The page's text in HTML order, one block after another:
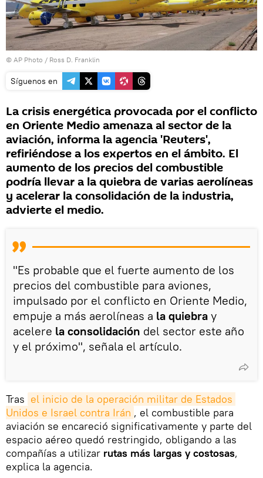
© AP Photo / Ross D. Franklin
Síguenos en
La crisis energética provocada por el conflicto
en Oriente Medio amenaza al sector de la
aviación, informa la agencia 'Reuters',
refiriéndose a los expertos en el ámbito. El
aumento de los precios del combustible
podría llevar a la quiebra de varias aerolíneas
y acelerar la consolidación de la industria,
advierte el medio.
"Es probable que el fuerte aumento de los
precios del combustible para aviones,
impulsado por el conflicto en Oriente Medio,
empuje a más aerolíneas a la quiebra y
acelere la consolidación del sector este año
y el próximo", señala el artículo.
Tras el inicio de la operación militar de Estados
Unidos e Israel contra Irán , el combustible para
aviación se encareció significativamente y parte del
espacio aéreo quedó restringido, obligando a las
compañías a utilizar rutas más largas y costosas,
explica la agencia.